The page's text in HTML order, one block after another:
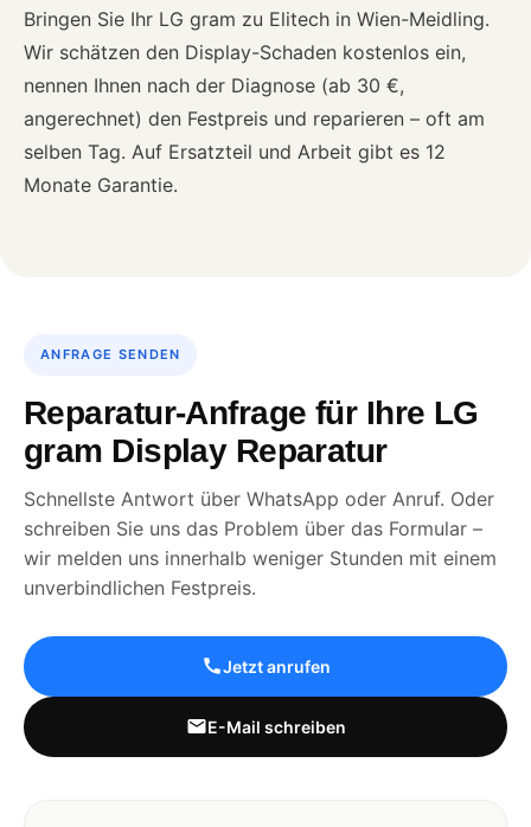
Bringen Sie Ihr LG gram zu Elitech in Wien-Meidling.
Wir schätzen den Display-Schaden kostenlos ein,
nennen Ihnen nach der Diagnose (ab 30 €,
angerechnet) den Festpreis und reparieren – oft am
selben Tag. Auf Ersatzteil und Arbeit gibt es 12
Monate Garantie.
ANFRAGE SENDEN
Reparatur-Anfrage für Ihre LG
gram Display Reparatur
Schnellste Antwort über WhatsApp oder Anruf. Oder
schreiben Sie uns das Problem über das Formular –
wir melden uns innerhalb weniger Stunden mit einem
unverbindlichen Festpreis.
Jetzt anrufen
E-Mail schreiben